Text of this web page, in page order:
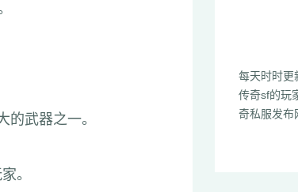
武器之一。
。
每天时时更
传奇sf的玩
奇私服发布